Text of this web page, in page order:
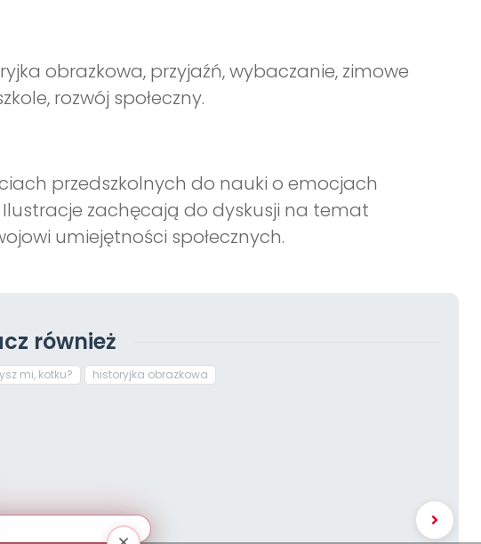
obrazkowa, przyjaźń, wybaczanie, zimowe
rozwój społeczny.
przedszkolnych do nauki o emocjach
zachęcają do dyskusji na temat
umiejętności społecznych.
również
mi, kotku? historyjka obrazkowa